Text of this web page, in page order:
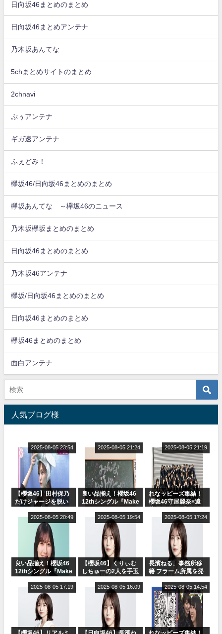
日向坂46まとめのまとめ
日向坂46まとめアンテナ
乃木坂あんてな
5chまとめサイトのまとめ
2chnavi
ぷぅアンテナ
ギガ速アンテナ
ふぇどみ！
欅坂46/日向坂46まとめのまとめ
欅坂あんてな ～欅坂46のニュース
乃木坂欅坂まとめのまとめ
日向坂46まとめのまとめ
乃木坂46アンテナ
欅坂/日向坂46まとめのまとめ
日向坂46まとめのまとめ
欅坂46まとめのまとめ
面白アンテナ
人気ブログ様
【櫻坂46】田村保乃
だけジャージを脱い
2025-08-05 23:54
良い品揃え！櫻坂46
12thシングル『Make
ャルグッズ絶賛販売
2025-08-05 21:24
れなッピーズ集結！
櫻坂46守屋麗奈×遠
ット！」水曜スタジ
オ出演決定
2025-08-05 21:19
良い品揃え！櫻坂46
12thシングル『Make
ャルグッズ絶賛販売
2025-08-05 20:49
【櫻坂46】くりぃむ
しちゅーの2人を手玉
りぃむナンタラ】
2025-08-05 19:54
長濱ねる、事務所移
籍 フラーム所属を発
2025-08-05 17:24
2025-08-05 17:19 2025-08-05 16:09 2025-08-05 14:54